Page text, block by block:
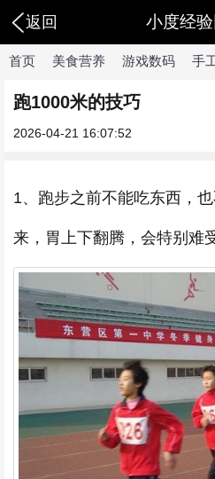
返回 小度经验
首页 美食营养 游戏数码 手
跑1000米的技巧
2026-04-21 16:07:52
1、跑步之前不能吃东西，
来，胃上下翻腾，会特别难